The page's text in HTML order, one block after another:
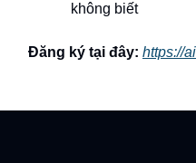
không biết
Đăng ký tại đây: https://